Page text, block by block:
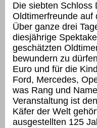
Die siebten Schloss
Oldtimerfreunde auf
Über ganze drei
diesjährige
geschätzten
bewundern zu
Euro und für die
Ford, Mercedes,
was Rang und
Veranstaltung ist
Käfer der Welt
ausgestellten 125